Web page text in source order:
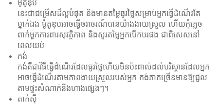
ម៉ូតូឌុប
នេះជាជម្រើសដ៏ល្អបំផុត និងមានតម្លៃធូរថ្លៃសម្រាប់អ្នកធ្វើដំណើរតែ
ម្នាក់ឯង ម៉ូតូឌុបអាចធ្វើចរាចរណ៍បានយ៉ាងងាយស្រួល ហើយកុំភ្លេច
ពាក់មួកការពារសុវត្ថិភាព និងសួរតម្លៃអ្នកបើកបរផង ជាពិសេសនៅ
ពេលយប់
កង់
កង់គឺជាវិធីធ្វើដំណើរដែលធូរថ្លៃហើយមិនប៉ះពាល់ដល់បរិស្ថានដែលអ្នក
អាចធ្វើដំណើរតាមភាពងាយស្រួលរបស់អ្នក កង់ភាគច្រើនមានឱ្យជួល
តាមផ្ទះសំណាក់និងហាងផ្សេងៗ។
តាក់ស៊ី